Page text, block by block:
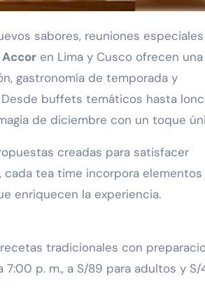
Accor en Lima y Cusco ofrecen una
gastronomía de temporada y
buffets temáticos hasta
de diciembre con un toque
creadas para satisfacer
tea time incorpora elementos
enriquecen la experiencia.
tradicionales con
p. m., a S/89 para adultos y S/